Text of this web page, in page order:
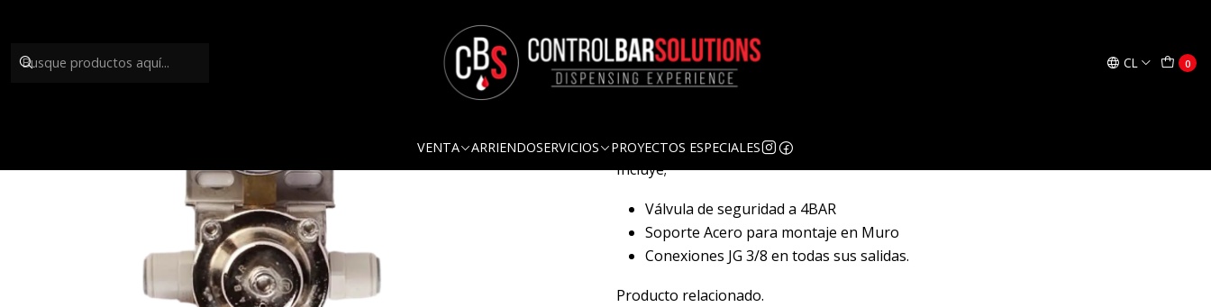
CL 0
VENTA ARRIENDOSERVICIOS PROYECTOS ESPECIALES
Cantidad
Comprar ahora
Incluye;
Válvula de seguridad a 4BAR
Soporte Acero para montaje en Muro
Conexiones JG 3/8 en todas sus salidas.
Producto relacionado.